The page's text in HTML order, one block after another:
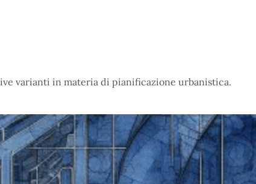
varianti in materia di pianificazione urbanistica.